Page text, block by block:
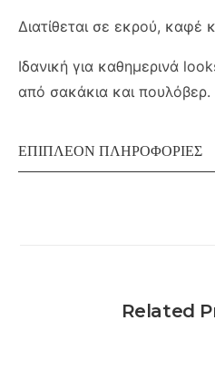
Διατίθεται σε εκρού, καφέ
Ιδανική για καθημερινά
από σακάκια και πουλόβερ.
ΕΠΙΠΛΈΟΝ ΠΛΗΡΟΦΟΡΊΕΣ
Related